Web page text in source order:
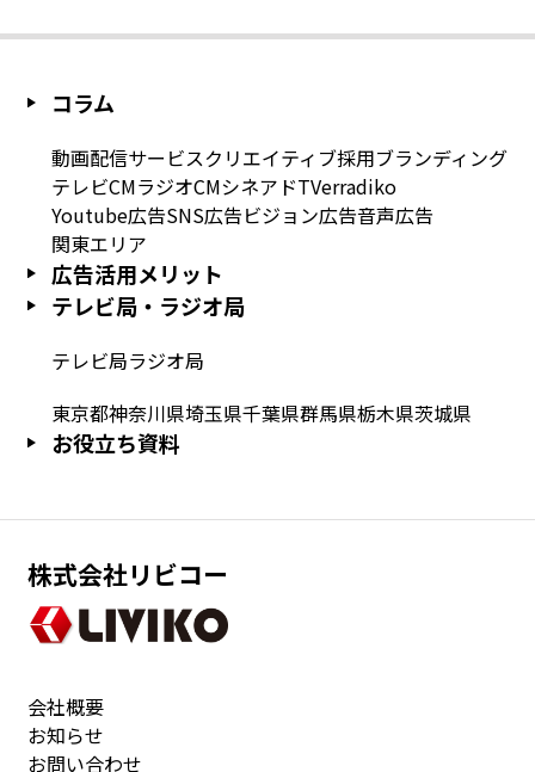
株式会社リビコー
会社概要
お知らせ
お問い合わせ
コラム
動画配信サービスクリエイティブ採用ブランディング
テレビCMラジオCMシネアドTVerradiko
Youtube広告SNS広告ビジョン広告音声広告
関東エリア
広告活用メリット
テレビ局・ラジオ局
テレビ局ラジオ局
東京都神奈川県埼玉県千葉県群馬県栃木県茨城県
お役立ち資料